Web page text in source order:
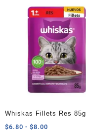
$10.20
hasta
$12.00
Whiskas Fillets Res 85g
$6.80 - $8.00